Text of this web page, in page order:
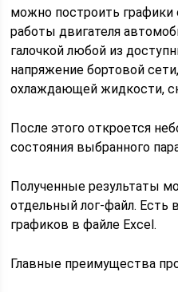
можно построить
работы двигателя
галочкой любой из
напряжение бортовой
охлаждающей жидкости,
После этого откроется
состояния выбранного
Полученные результаты
отдельный лог-файл. Есть
графиков в файле Excel.
Главные преимущества